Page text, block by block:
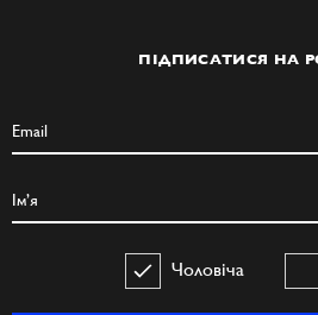
ПІДПИСАТИСЯ НА
Чоловіча